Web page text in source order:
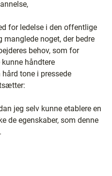
for ledelse i den offentlige
manglede noget, der bedre
behov, som for
håndtere
tone i pressede
jeg selv kunne etablere en
de egenskaber, som denne